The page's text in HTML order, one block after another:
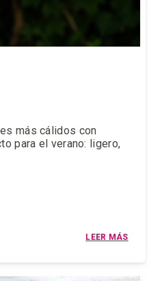
más cálidos con
para el verano: ligero,
LEER MÁS